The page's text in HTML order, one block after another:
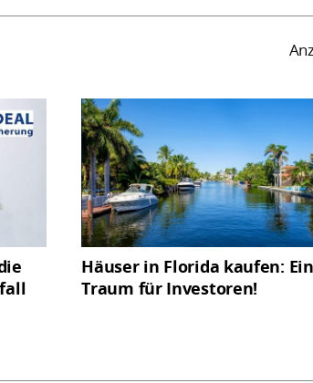
Häuser in Florida kaufen: Ein
Traum für Investoren!